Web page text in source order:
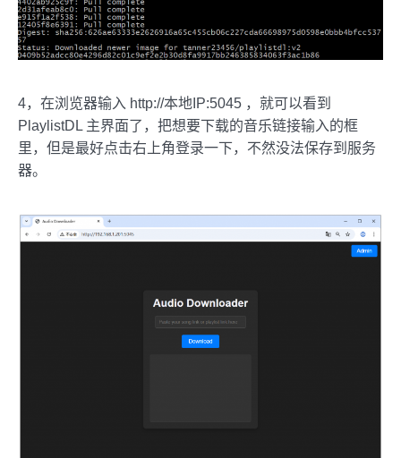
4，在浏览器输入 http://本地IP:5045 ，就可以看到
PlaylistDL 主界面了，把想要下载的音乐链接输入的框
里，但是最好点击右上角登录一下，不然没法保存到服务
器。